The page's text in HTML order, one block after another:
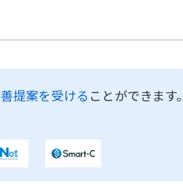
提案を受ける ことができます。